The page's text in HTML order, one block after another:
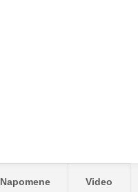
Napomene Video